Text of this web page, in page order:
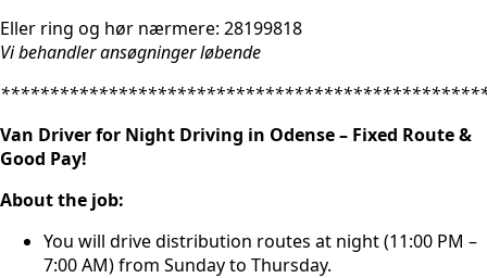
Eller ring og hør nærmere: 28199818
Vi behandler ansøgninger løbende
Van Driver for Night Driving in Odense – Fixed Route &
Good Pay!
About the job:
You will drive distribution routes at night (11:00 PM –
7:00 AM) from Sunday to Thursday.